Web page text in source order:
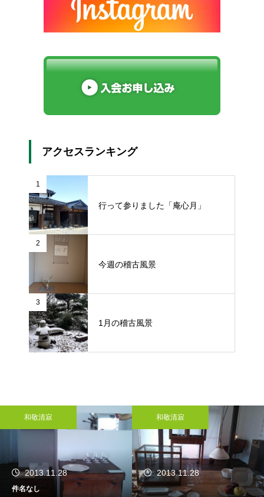
アクセスランキング
1
行って参りました「庵心月」
2
今週の稽古風景
3
1月の稽古風景
和敬清寂
2013.11.28
件名なし
和敬清寂
2013.11.28